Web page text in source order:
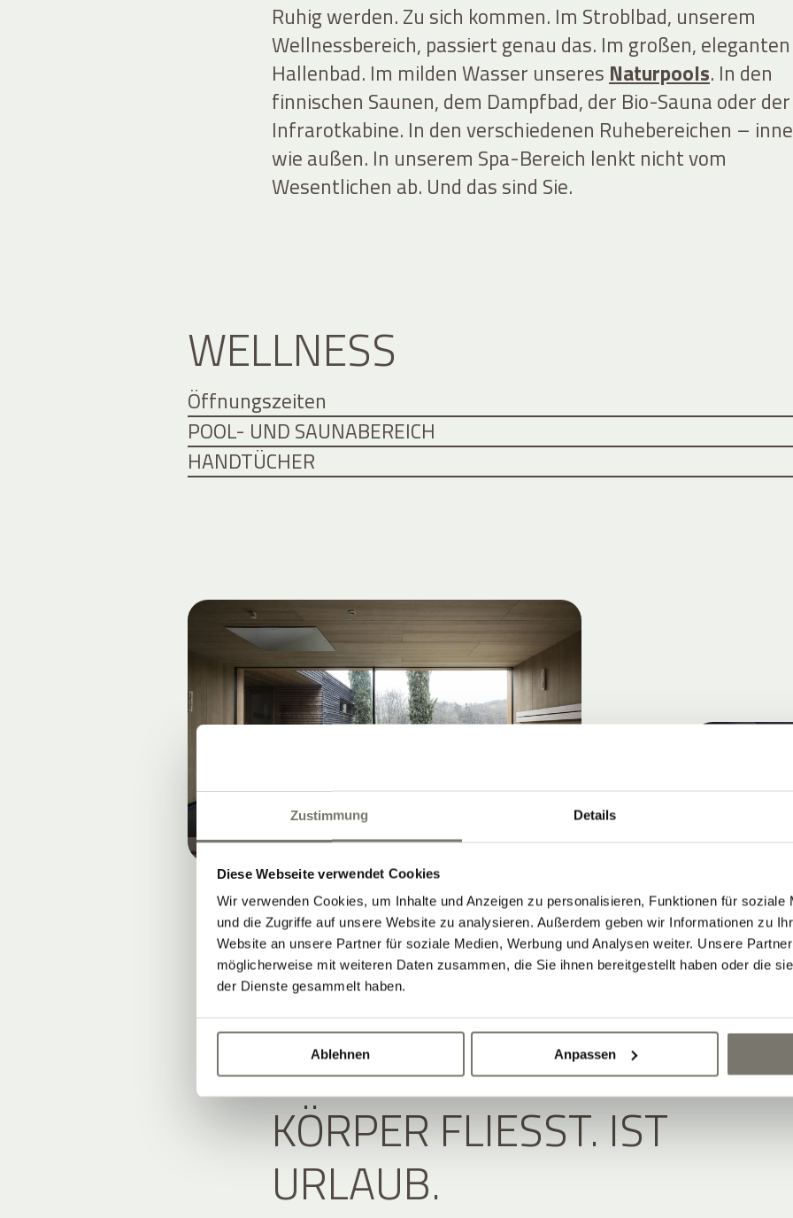
Zustimmung Details
Diese Webseite verwendet Cookies
Wir verwenden Cookies, um Inhalte und Anzeigen zu personalisieren, Funktionen für soziale
und die Zugriffe auf unsere Website zu analysieren. Außerdem geben wir Informationen zu
Website an unsere Partner für soziale Medien, Werbung und Analysen weiter. Unsere
möglicherweise mit weiteren Daten zusammen, die Sie ihnen bereitgestellt haben oder die
der Dienste gesammelt haben.
Ablehnen Anpassen
Ruhig werden. Zu sich kommen. Im Stroblbad, unserem
Wellnessbereich, passiert genau das. Im großen, eleganten
Hallenbad. Im milden Wasser unseres Naturpools. In den
finnischen Saunen, dem Dampfbad, der Bio-Sauna oder der
Infrarotkabine. In den verschiedenen Ruhebereichen –
wie außen. In unserem Spa-Bereich lenkt nicht vom
Wesentlichen ab. Und das sind Sie.
WELLNESS
Öffnungszeiten
POOL- UND SAUNABEREICH
HANDTÜCHER
WENN RUHE DURCH DEN
KÖRPER FLIESST. IST U
RLAUB.